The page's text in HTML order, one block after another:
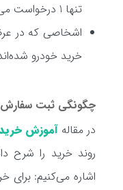
تنها 1 درخواست می‌تواند داشته باشد.
اشخاصی که در
خرید خودرو
چگونگی ثبت سفارش خرید
در مقاله آموزش
روند خرید را شرح
اشاره می‌کنیم: برای